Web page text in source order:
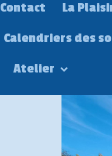
Contact La
Calendriers des
Atelier